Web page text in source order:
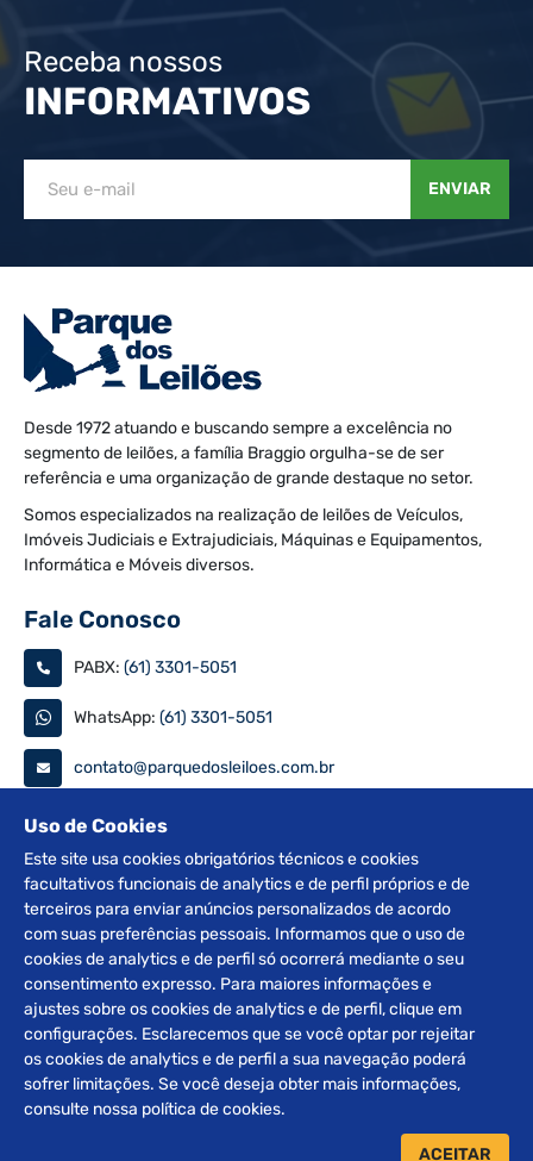
Receba nossos
INFORMATIVOS
ENVIAR
Desde 1972 atuando e buscando sempre a excelência no
segmento de leilões, a família Braggio orgulha-se de ser
referência e uma organização de grande destaque no setor.
Somos especializados na realização de leilões de Veículos,
Imóveis Judiciais e Extrajudiciais, Máquinas e Equipamentos,
Informática e Móveis diversos.
Fale Conosco
PABX: (61) 3301-5051
WhatsApp: (61) 3301-5051
contato@parquedosleiloes.com.br
Consulte seu documento
PESQUISAR
Siga nas redes
2012 © Copyright Parque dos Leilões. Desenvolvido por
Uso de Cookies
Este site usa cookies obrigatórios técnicos e cookies
facultativos funcionais de analytics e de perfil próprios e de
terceiros para enviar anúncios personalizados de acordo
com suas preferências pessoais. Informamos que o uso de
cookies de analytics e de perfil só ocorrerá mediante o seu
consentimento expresso. Para maiores informações e
ajustes sobre os cookies de analytics e de perfil, clique em
configurações. Esclarecemos que se você optar por rejeitar
os cookies de analytics e de perfil a sua navegação poderá
sofrer limitações. Se você deseja obter mais informações,
consulte nossa política de cookies.
ACEITAR